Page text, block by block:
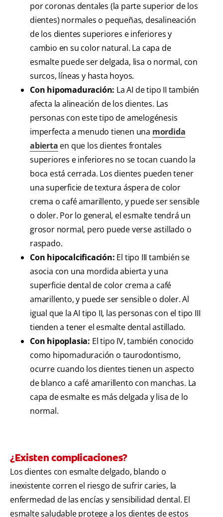
por coronas dentales (la parte superior de los
dientes) normales o pequeñas, desalineación
de los dientes superiores e inferiores y
cambio en su color natural. La capa de
esmalte puede ser delgada, lisa o normal, con
surcos, líneas y hasta hoyos.
Con hipomaduración: La AI de tipo II también
afecta la alineación de los dientes. Las
personas con este tipo de amelogénesis
imperfecta a menudo tienen una mordida
abierta en que los dientes frontales
superiores e inferiores no se tocan cuando la
boca está cerrada. Los dientes pueden tener
una superficie de textura áspera de color
crema o café amarillento, y puede ser sensible
o doler. Por lo general, el esmalte tendrá un
grosor normal, pero puede verse astillado o
raspado.
Con hipocalcificación: El tipo III también se
asocia con una mordida abierta y una
superficie dental de color crema a café
amarillento, y puede ser sensible o doler. Al
igual que la AI tipo II, las personas con el tipo III
tienden a tener el esmalte dental astillado.
Con hipoplasia: El tipo IV, también conocido
como hipomaduración o taurodontismo,
ocurre cuando los dientes tienen un aspecto
de blanco a café amarillento con manchas. La
capa de esmalte es más delgada y lisa de lo
normal.
¿Existen complicaciones?
Los dientes con esmalte delgado, blando o
inexistente corren el riesgo de sufrir caries, la
enfermedad de las encías y sensibilidad dental. El
esmalte saludable protege a los dientes de estos